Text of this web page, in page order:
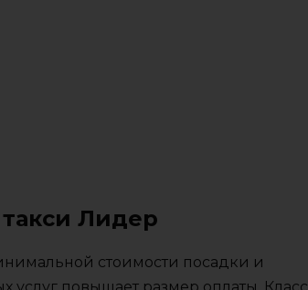
Лидер
стоимости посадки и